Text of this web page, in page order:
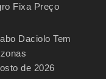
Fixa Preço
Daciolo Tem
de 2026